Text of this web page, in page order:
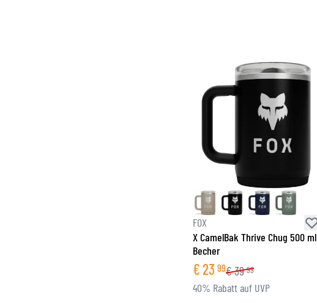
FOX
X CamelBak Thrive Chug 500 ml
Becher
€23 99€39 99
40% Rabatt auf UVP